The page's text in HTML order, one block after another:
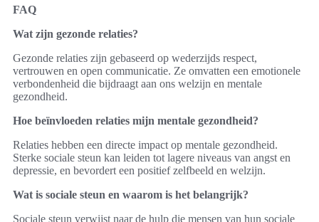
FAQ
Wat zijn gezonde relaties?
Gezonde relaties zijn gebaseerd op wederzijds respect,
vertrouwen en open communicatie. Ze omvatten een emotionele
verbondenheid die bijdraagt aan ons welzijn en mentale
gezondheid.
Hoe beïnvloeden relaties mijn mentale gezondheid?
Relaties hebben een directe impact op mentale gezondheid.
Sterke sociale steun kan leiden tot lagere niveaus van angst en
depressie, en bevordert een positief zelfbeeld en welzijn.
Wat is sociale steun en waarom is het belangrijk?
Sociale steun verwijst naar de hulp die mensen van hun sociale